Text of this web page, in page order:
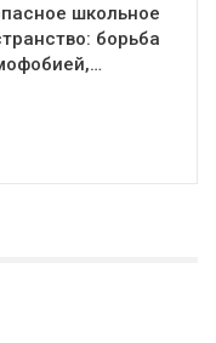
школьное
борьба